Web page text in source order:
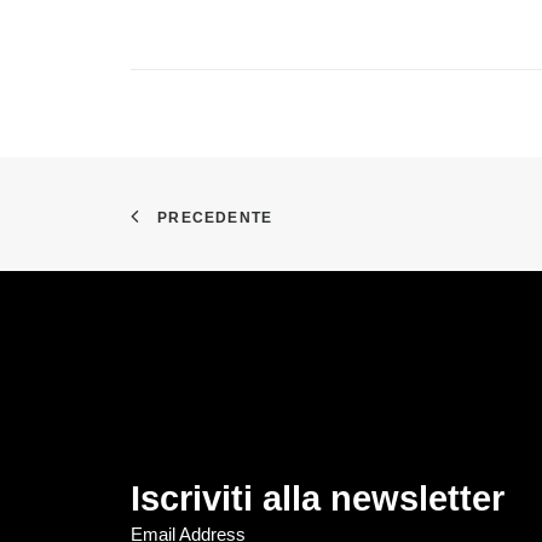
PRECEDENTE
Iscriviti alla newsletter
Email Address